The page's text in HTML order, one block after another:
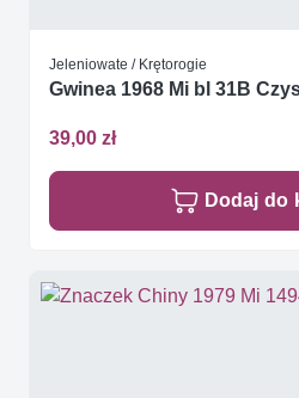
Jeleniowate / Krętorogie
Gwinea 1968 Mi bl 31B
39,00 zł
Dodaj do